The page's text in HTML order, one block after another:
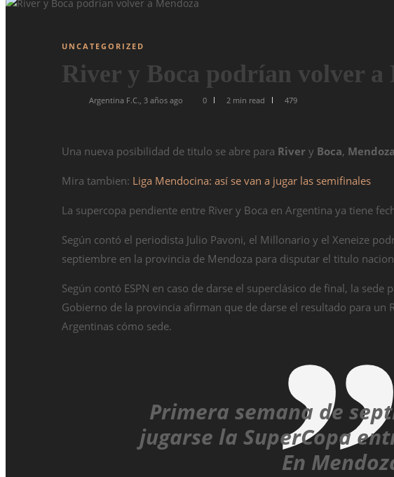
UNCATEGORIZED
River y Boca podrían volver a
Argentina F.C., 3 años ago 0 2 min read 479
Una nueva posibilidad de titulo se abre para River y Boca, Mendoza
Mira tambien: Liga Mendocina: así se van a jugar las semifinales
La supercopa pendiente entre River y Boca en Argentina ya tiene
Según contó el periodista Julio Pavoni, el Millonario y el Xeneize
septiembre en la provincia de Mendoza para disputar el titulo
Según contó ESPN en caso de darse el superclásico de final, la
Gobierno de la provincia afirman que de darse el resultado para un
Argentinas cómo sede.
Primera semana de
jugarse la SuperCopa
En